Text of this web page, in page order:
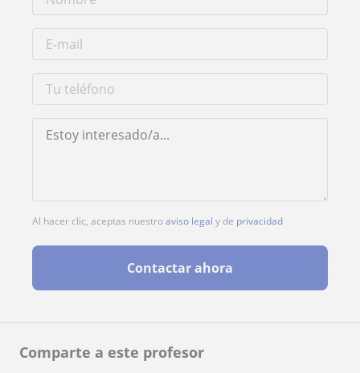
Comparte a este profesor
Al hacer clic, aceptas nuestroaviso legal y de privacidad
Contactar ahora